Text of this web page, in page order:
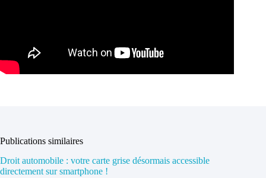
Publications similaires
Droit automobile : votre carte grise désormais accessible
directement sur smartphone !